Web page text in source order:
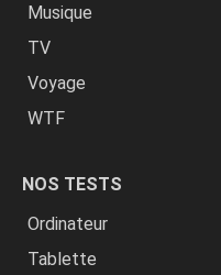
Musique
TV
Voyage
WTF
NOS TESTS
Ordinateur
Tablette